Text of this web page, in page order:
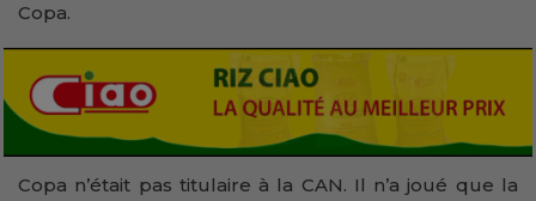
Copa.
Copa n’était pas titulaire à la CAN. Il n’a joué que la